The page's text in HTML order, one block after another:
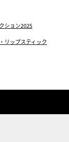
ション2025
リップスティック